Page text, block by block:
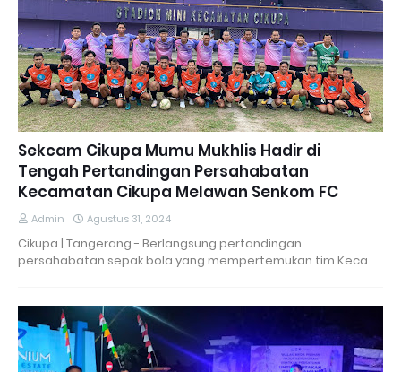
Sekcam Cikupa Mumu Mukhlis Hadir di
Tengah Pertandingan Persahabatan
Kecamatan Cikupa Melawan Senkom FC
Admin Agustus 31, 2024
Cikupa | Tangerang - Berlangsung pertandingan
persahabatan sepak bola yang mempertemukan tim Keca…